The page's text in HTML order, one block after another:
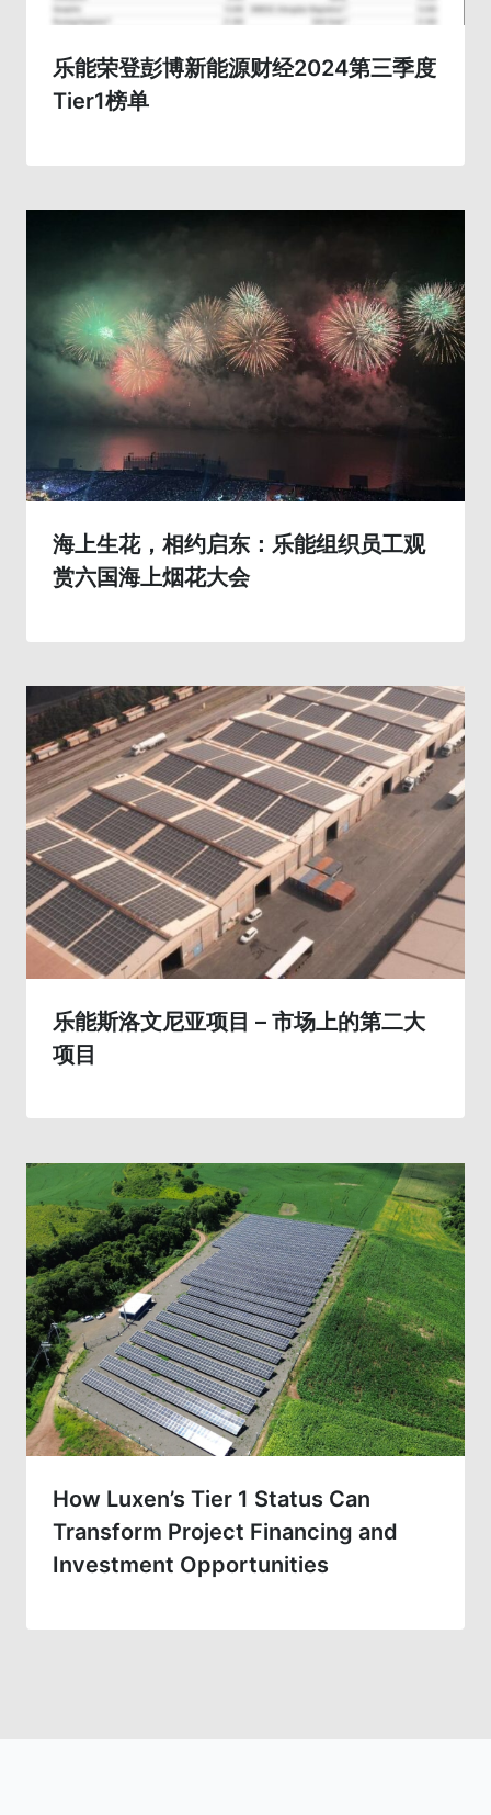
乐能荣登彭博新能源财经2024第三季度
Tier1榜单
海上生花，相约启东：乐能组织员工观
赏六国海上烟花大会
乐能斯洛文尼亚项目 – 市场上的第二大
项目
How Luxen’s Tier 1 Status Can
Transform Project Financing and
Investment Opportunities